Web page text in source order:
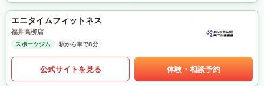
エニタイムフィットネス
福井高柳店
スポーツジム 駅から車で8分
公式サイトを見る 体験・相談予約